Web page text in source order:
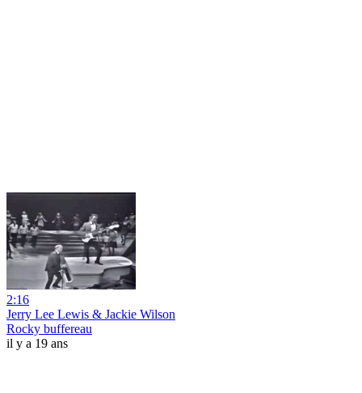
2:16
Jerry Lee Lewis & Jackie Wilson
Rocky buffereau
il y a 19 ans